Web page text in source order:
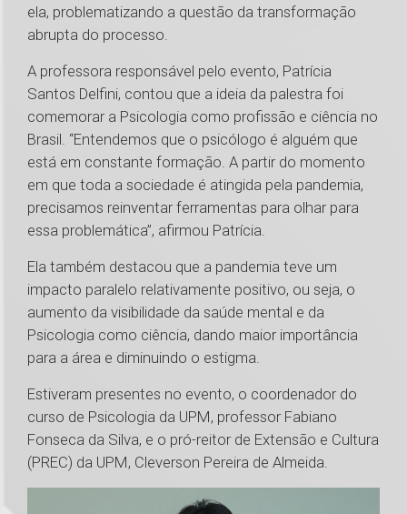
ela, problematizando a questão da transformação
abrupta do processo.
A professora responsável pelo evento, Patrícia
Santos Delfini, contou que a ideia da palestra foi
comemorar a Psicologia como profissão e ciência no
Brasil. “Entendemos que o psicólogo é alguém que
está em constante formação. A partir do momento
em que toda a sociedade é atingida pela pandemia,
precisamos reinventar ferramentas para olhar para
essa problemática”, afirmou Patrícia.
Ela também destacou que a pandemia teve um
impacto paralelo relativamente positivo, ou seja, o
aumento da visibilidade da saúde mental e da
Psicologia como ciência, dando maior importância
para a área e diminuindo o estigma.
Estiveram presentes no evento, o coordenador do
curso de Psicologia da UPM, professor Fabiano
Fonseca da Silva, e o pró-reitor de Extensão e Cultura
(PREC) da UPM, Cleverson Pereira de Almeida.